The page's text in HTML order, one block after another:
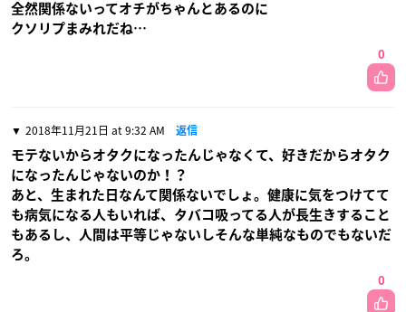
全然関係ないってオチがちゃんとあるのに
クソリプまみれだね…
0
2018年11月21日 at 9:32 AM 返信
モテないからオタクになったんじゃなくて、好きだからオタク
になったんじゃないのか！？
あと、生まれた日なんて関係ないでしょ。健康に気をつけてて
も病気になる人もいれば、タバコ吸ってる人が長生きすること
もあるし、人間は平等じゃないしそんな単純なものでもないだ
ろ。
0